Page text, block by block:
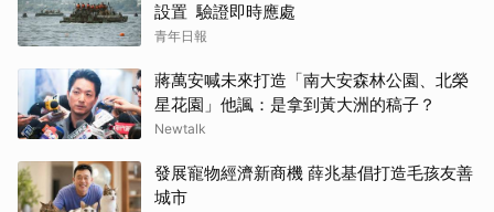
設置 驗證即時應處
青年日報
蔣萬安喊未來打造「南大安森林公園、北榮
星花園」他諷：是拿到黃大洲的稿子？
Newtalk
發展寵物經濟新商機 薛兆基倡打造毛孩友善
城市